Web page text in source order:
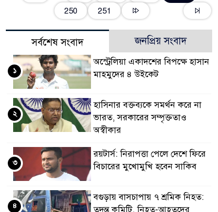
250 251
সর্বশেষ সংবাদ জনপ্রিয় সংবাদ
অস্ট্রেলিয়া একাদশের বিপক্ষে হাসান
মাহমুদের ৪ উইকেট
১
হাসিনার বক্তব্যকে সমর্থন করে না
ভারত, সরকারের সম্পৃক্ততাও
অস্বীকার
২
রয়টার্স: নিরাপত্তা পেলে দেশে ফিরে
বিচারের মুখোমুখি হবেন সাকিব
৩
বগুড়ায় বাসচাপায় ৭ শ্রমিক নিহত:
তদন্ত কমিটি, নিহত-আহতদের
৪